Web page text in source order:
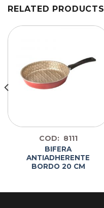
RELATED PRODUCTS
COD: 8111
BIFERA
ANTIADHERENTE
BORDO 20 CM